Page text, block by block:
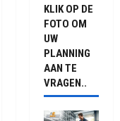
KLIK OP DE
FOTO OM
UW
PLANNING
AAN TE
VRAGEN..